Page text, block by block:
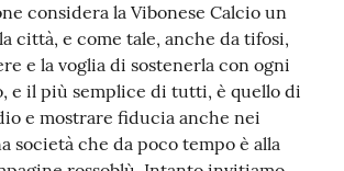
considera la Vibonese Calcio un
città, e come tale, anche da tifosi,
e la voglia di sostenerla con ogni
e il più semplice di tutti, è quello di
e mostrare fiducia anche nei
società che da poco tempo è alla